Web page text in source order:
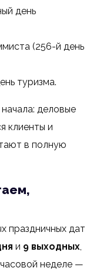
день
(256-й день
туризма.
деловые
клиенты и
в полную
праздничных дат
и 9 выходных,
неделе —